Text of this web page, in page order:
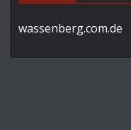
wassenberg.com.de